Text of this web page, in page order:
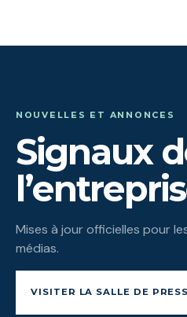
NOUVELLES ET ANNONCES
Signaux
Mises à jour officielles pour
médias.
VISITER LA SALLE DE